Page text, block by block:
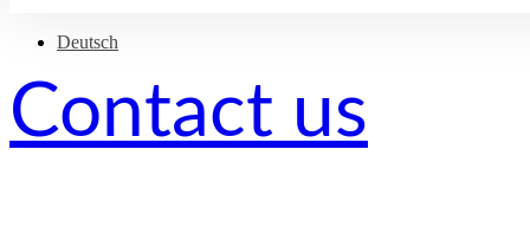
Contact us
Deutsch
Nach
oben